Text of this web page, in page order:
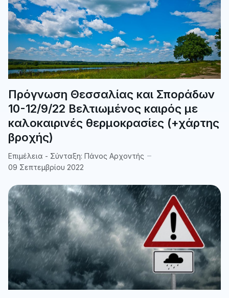
Πρόγνωση Θεσσαλίας και Σποράδων
10-12/9/22 Βελτιωμένος καιρός με
καλοκαιρινές θερμοκρασίες (+χάρτης
βροχής)
Επιμέλεια - Σύνταξη: Πάνος Αρχοντής
09 Σεπτεμβρίου 2022